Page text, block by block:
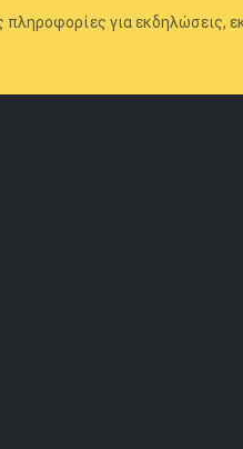
πληροφορίες για εκδηλώσεις,